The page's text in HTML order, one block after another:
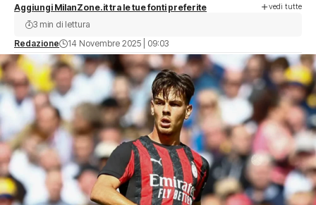
Aggiungi MilanZone.it tra le tue fonti preferite vedi tutte
Redazione 14 Novembre 2025 | 09:03
3 min di lettura